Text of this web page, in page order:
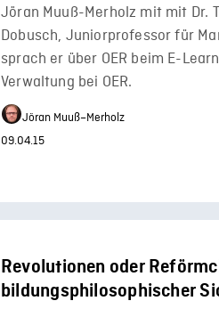
Jöran Muuß-Merholz mit mit Dr.
Dobusch, Juniorprofessor für
sprach er über OER beim E-
Verwaltung bei OER.
Jöran Muuß–Merholz
09.04.15
Revolutionen oder
bildungsphilosophischer